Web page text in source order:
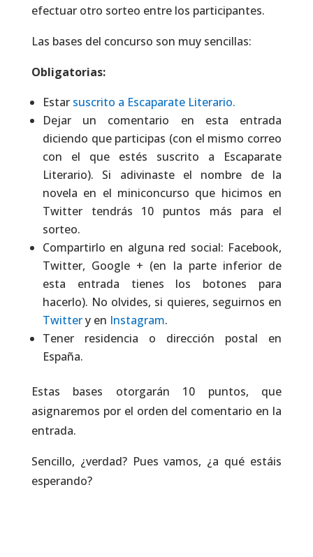
efectuar otro sorteo entre los participantes.
Las bases del concurso son muy sencillas:
Obligatorias:
Estar suscrito a Escaparate Literario.
Dejar un comentario en esta entrada
diciendo que participas (con el mismo correo
con el que estés suscrito a Escaparate
Literario). Si adivinaste el nombre de la
novela en el miniconcurso que hicimos en
Twitter tendrás 10 puntos más para el
sorteo.
Compartirlo en alguna red social: Facebook,
Twitter, Google + (en la parte inferior de
esta entrada tienes los botones para
hacerlo). No olvides, si quieres, seguirnos en
Twittery en Instagram.
Tener residencia o dirección postal en
España.
Estas bases otorgarán 10 puntos, que
asignaremos por el orden del comentario en la
entrada.
Sencillo, ¿verdad? Pues vamos, ¿a qué estáis
esperando?